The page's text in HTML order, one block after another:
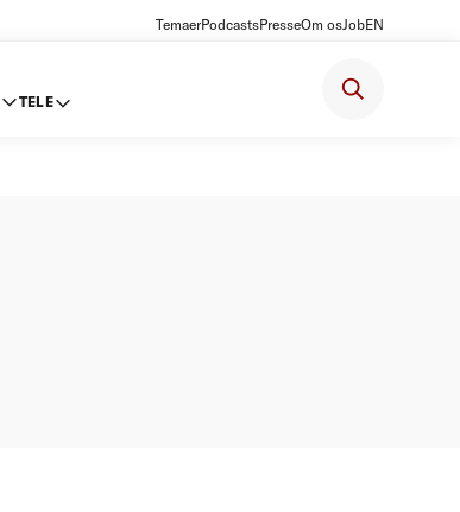
TemaerPodcastsPresseOm osJobEN
TELE